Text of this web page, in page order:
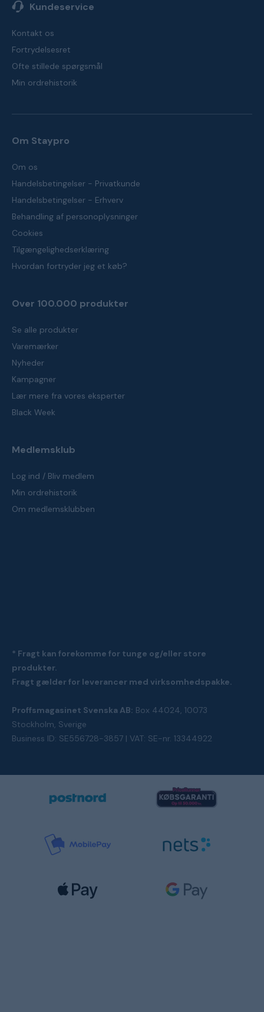
Kundeservice
Kontakt os
Fortrydelsesret
Ofte stillede spørgsmål
Min ordrehistorik
Om Staypro
Om os
Handelsbetingelser - Privatkunde
Handelsbetingelser - Erhverv
Behandling af personoplysninger
Cookies
Tilgængelighedserklæring
Hvordan fortryder jeg et køb?
Over 100.000 produkter
Se alle produkter
Varemærker
Nyheder
Kampagner
Lær mere fra vores eksperter
Black Week
Medlemsklub
Log ind / Bliv medlem
Min ordrehistorik
Om medlemsklubben
* Fragt kan forekomme for tunge og/eller store
produkter.
Fragt gælder for leverancer med virksomhedspakke.
Proffsmagasinet Svenska AB: Box 44024, 10073
Stockholm, Sverige
Business ID: SE556728-3857 | VAT: SE-nr. 13344922